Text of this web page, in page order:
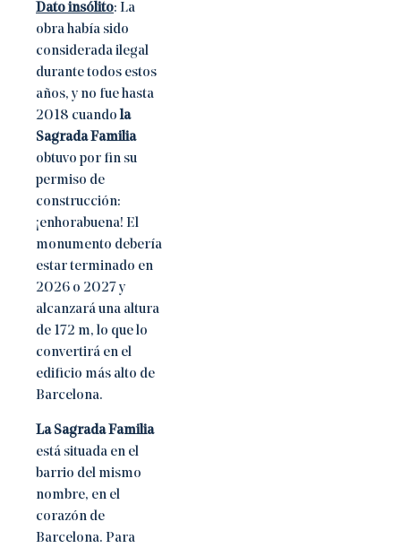
Dato insólito: La
obra había sido
considerada ilegal
durante todos estos
años, y no fue hasta
2018 cuandola
Sagrada Familia
obtuvo por fin su
permiso de
construcción:
¡enhorabuena! El
monumento debería
estar terminado en
2026 o 2027 y
alcanzará una altura
de 172 m, lo que lo
convertirá en el
edificio más alto de
Barcelona.
La Sagrada Familia
está situada en el
barrio del mismo
nombre, en el
corazón de
Barcelona. Para